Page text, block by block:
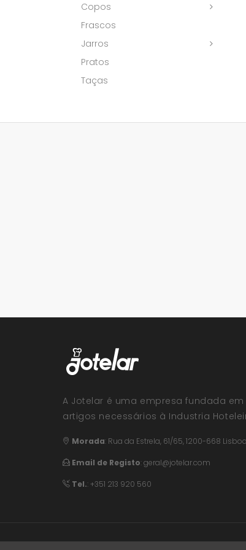
Copos
Frascos
Jarros
Pratos
Taças
A Jotelar é uma empresa fundada
artigos necessários à Industria
Morada: Rua da Estrela, 61/65, 1200-668 Lisboa
Email de Registo:geral@jotelar.com
Tel.: +351 213 920 560